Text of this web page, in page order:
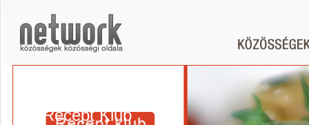
Recept Klub